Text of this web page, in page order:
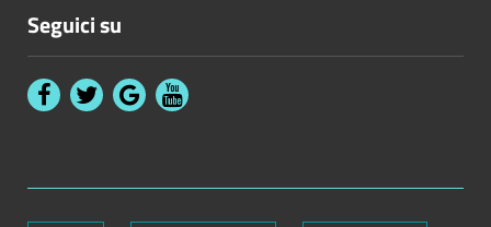
Seguici su